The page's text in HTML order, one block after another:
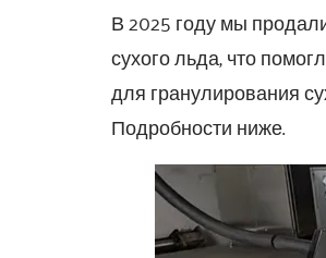
В 2025 году мы
сухого льда, что
для гранулирования
Подробности ниже.